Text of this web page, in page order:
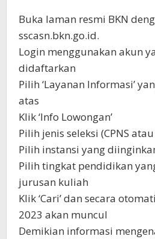
Buka laman resmi BKN
sscasn.bkn.go.id.
Login menggunakan akun
didaftarkan
Pilih ‘Layanan Informasi’
atas
Klik ‘Info Lowongan’
Pilih jenis seleksi (CPNS atau
Pilih instansi yang
Pilih tingkat pendidikan
jurusan kuliah
Klik ‘Cari’ dan secara
2023 akan muncul
Demikian informasi